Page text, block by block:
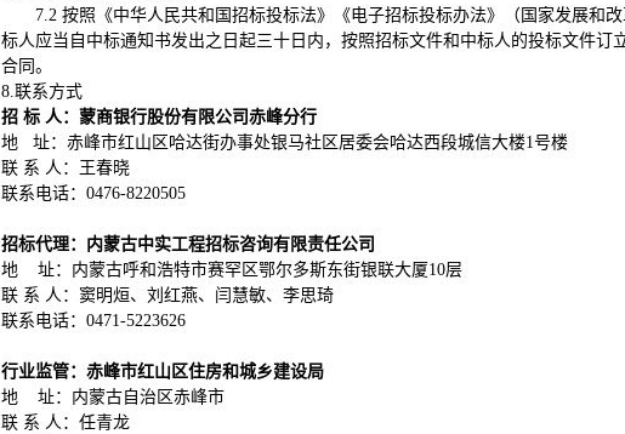
7.2 按照《中华人民共和国招标投标法》《电子招标投标办法》（国家发展和
标人应当自中标通知书发出之日起三十日内，按照招标文件和中标人的投标文件
合同。
8.联系方式
招 标 人： 蒙商银行股份有限公司赤峰分行
地 址： 赤峰市红山区哈达街办事处银马社区居委会哈达西段城信大楼1号楼
联 系 人：王春晓
联系电话：0476-8220505
招标代理： 内蒙古中实工程招标咨询有限责任公司
地 址：内蒙古呼和浩特市赛罕区鄂尔多斯东街银联大厦10层
联 系 人： 窦明烜、刘红燕、闫慧敏、李思琦
联系电话： 0471-5223626
行业监管：赤峰市红山区住房和城乡建设局
地 址： 内蒙古自治区赤峰市
联 系 人：任青龙